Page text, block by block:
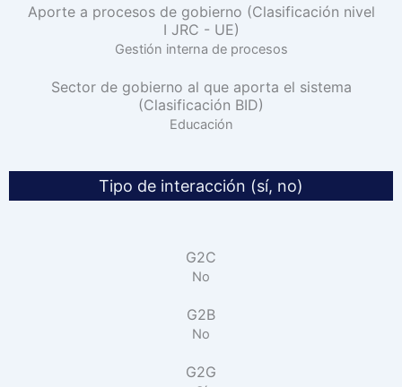
Aporte a procesos de gobierno (Clasificación nivel
I JRC - UE)
Gestión interna de procesos
Sector de gobierno al que aporta el sistema
(Clasificación BID)
Educación
Tipo de interacción (sí, no)
G2C
No
G2B
No
G2G